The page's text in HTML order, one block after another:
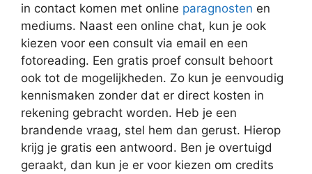
in contact komen met online paragnosten en
mediums. Naast een online chat, kun je ook
kiezen voor een consult via email en een
fotoreading. Een gratis proef consult behoort
ook tot de mogelijkheden. Zo kun je eenvoudig
kennismaken zonder dat er direct kosten in
rekening gebracht worden. Heb je een
brandende vraag, stel hem dan gerust. Hierop
krijg je gratis een antwoord. Ben je overtuigd
geraakt, dan kun je er voor kiezen om credits